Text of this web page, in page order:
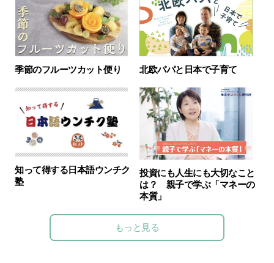
季節のフルーツカット便り 北欧パパと日本で子育て
知って得する日本語ウンチク
塾
投資にも人生にも大切なこと
は？ 親子で学ぶ「マネーの
本質」
もっと見る